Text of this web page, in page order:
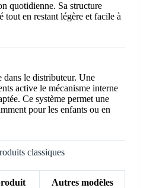
quotidienne. Sa structure
tout en restant légère et facile à
dans le distributeur. Une
active le mécanisme interne
Ce système permet une
pour les enfants ou en
classiques
Autres modèles